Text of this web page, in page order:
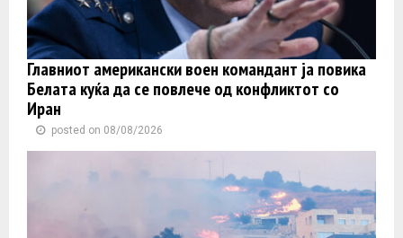
Главниот американски воен командант ја повика
Белата куќа да се повлече од конфликтот со
Иран
posted on 08/08/2026